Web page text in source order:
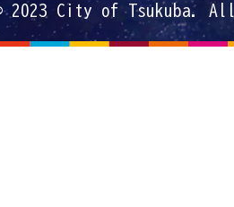
2023 City of Tsukuba.